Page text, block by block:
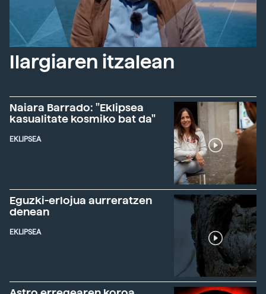
Ilargiaren itzalean
Naiara Barrado: "Eklipsea
kasualitate kosmiko bat da"
EKLIPSEA
Eguzki-erlojua aurreratzen
denean
EKLIPSEA